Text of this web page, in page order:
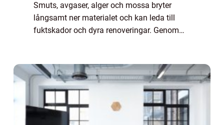
Smuts, avgaser, alger och mossa bryter
långsamt ner materialet och kan leda till
fuktskador och dyra renoveringar. Genom
längre, m...